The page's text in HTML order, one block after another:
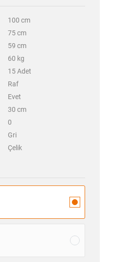
100 cm
75 cm
59 cm
60 kg
15 Adet
Raf
Evet
30 cm
0
Gri
Çelik